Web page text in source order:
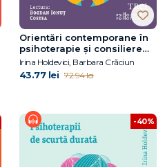
Orientări contemporane în
psihoterapie și consiliere
psihologică
Irina Holdevici, Barbara Crăciun
43.77 lei 72.94 lei
-40%